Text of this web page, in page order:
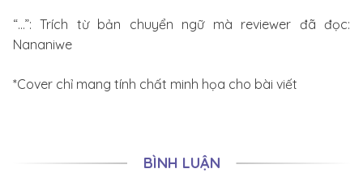
“…”: Trích từ bản chuyển ngữ mà reviewer đã đọc:
Nananiwe
*Cover chỉ mang tính chất minh họa cho bài viết
BÌNH LUẬN